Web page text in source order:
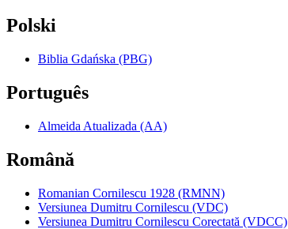
Polski
Biblia Gdańska (PBG)
Português
Almeida Atualizada (AA)
Română
Romanian Cornilescu 1928 (RMNN)
Versiunea Dumitru Cornilescu (VDC)
Versiunea Dumitru Cornilescu Corectată (VDCC)